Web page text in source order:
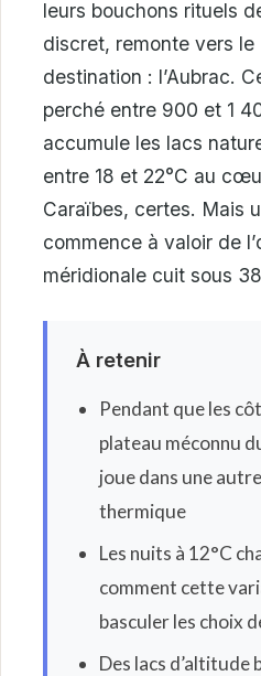
leurs bouchons rituels
discret, remonte vers le
destination : l’Aubrac.
perché entre 900 et 1
accumule les lacs
entre 18 et 22°C au
Caraïbes, certes. Mais
commence à valoir de
méridionale cuit sous
À retenir
Pendant que les
plateau méconnu
joue dans une
thermique
Les nuits à 12°C
comment cette
basculer les choix
Des lacs d’altitude